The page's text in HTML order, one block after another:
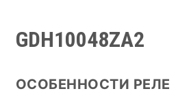
GDH10048ZA2
ОСОБЕННОСТИ РЕЛЕ